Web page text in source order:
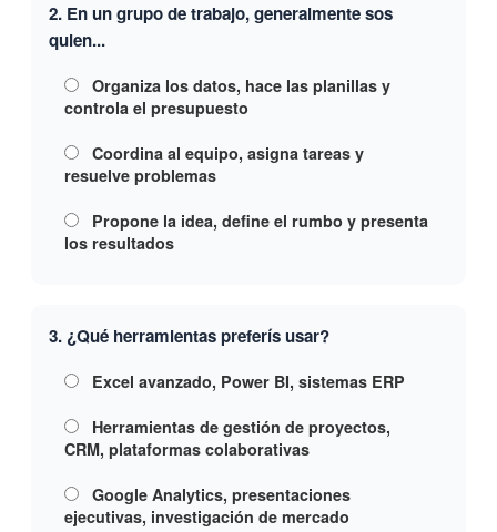
2. En un grupo de trabajo, generalmente sos
quien...
Organiza los datos, hace las planillas y
controla el presupuesto
Coordina al equipo, asigna tareas y
resuelve problemas
Propone la idea, define el rumbo y presenta
los resultados
3. ¿Qué herramientas preferís usar?
Excel avanzado, Power BI, sistemas ERP
Herramientas de gestión de proyectos,
CRM, plataformas colaborativas
Google Analytics, presentaciones
ejecutivas, investigación de mercado